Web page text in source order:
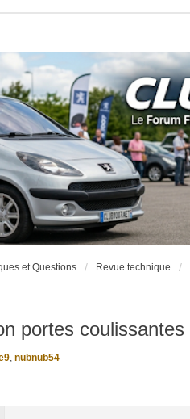
et Questions Revue technique
portes coulissantes
, nubnub54